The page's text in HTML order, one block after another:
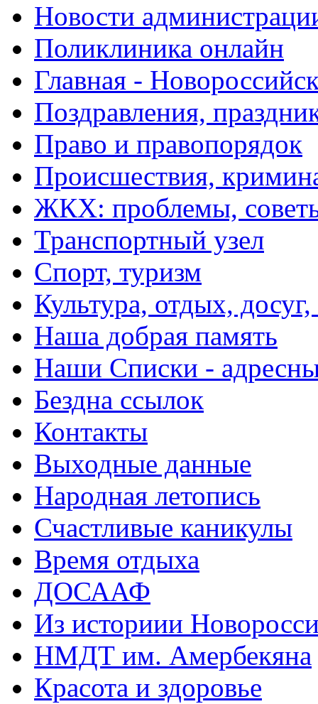
Новости
Поликлиника онлайн
Главная -
Поздравления,
Право и правопорядок
Происшествия,
ЖКХ: проблемы,
Транспортный узел
Спорт, туризм
Культура, отдых,
Наша добрая память
Наши Списки -
Бездна ссылок
Контакты
Выходные данные
Народная летопись
Счастливые каникулы
Время отдыха
ДОСААФ
Из историии
НМДТ им. Амербекяна
Красота и здоровье